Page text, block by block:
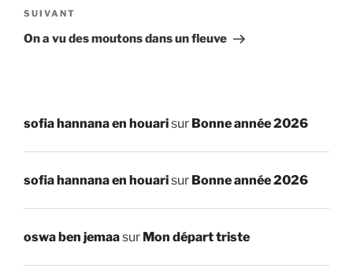
Article
suivant
SUIVANT
On a vu des moutons dans un fleuve
sofia hannana en houarisur Bonne année 2026
sofia hannana en houarisur Bonne année 2026
oswa ben jemaasur Mon départ triste